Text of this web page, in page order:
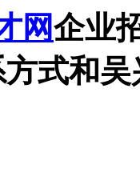
网企业
式和